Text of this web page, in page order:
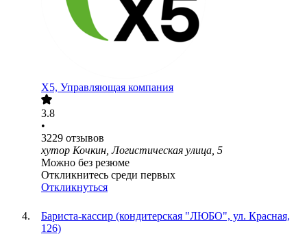
X5, Управляющая компания
3.8
•
3229 отзывов
хутор Кочкин, Логистическая улица, 5
Можно без резюме
Откликнитесь среди первых
Откликнуться
Бариста-кассир (кондитерская "ЛЮБО", ул. Красная,
126)